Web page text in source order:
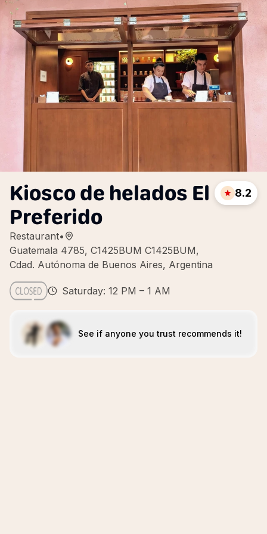
Kiosco de helados El
Preferido
Restaurant•
Guatemala 4785, C1425BUM C1425BUM,
Cdad. Autónoma de Buenos Aires, Argentina
8.2
Saturday: 12 PM – 1 AM
See if anyone you trust recommends it!